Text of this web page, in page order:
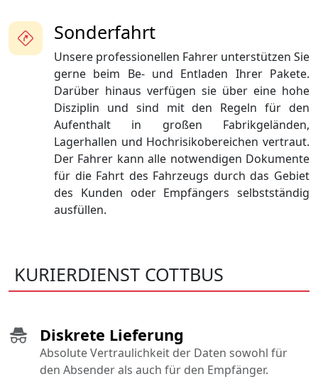
Sonderfahrt
Unsere professionellen Fahrer unterstützen Sie
gerne beim Be- und Entladen Ihrer Pakete.
Darüber hinaus verfügen sie über eine hohe
Disziplin und sind mit den Regeln für den
Aufenthalt in großen Fabrikgeländen,
Lagerhallen und Hochrisikobereichen vertraut.
Der Fahrer kann alle notwendigen Dokumente
für die Fahrt des Fahrzeugs durch das Gebiet
des Kunden oder Empfängers selbstständig
ausfüllen.
KURIERDIENST COTTBUS
Diskrete Lieferung
Absolute Vertraulichkeit der Daten sowohl für
den Absender als auch für den Empfänger.